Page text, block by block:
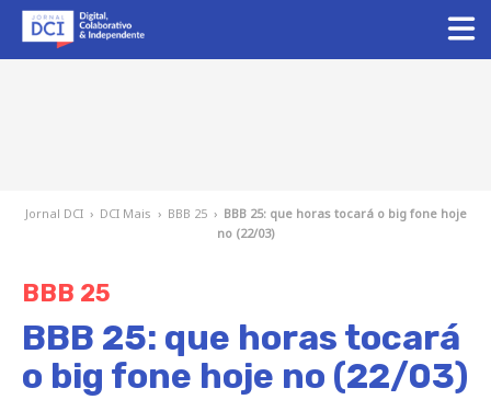
Jornal DCI › DCI Mais › BBB 25 › BBB 25: que horas tocará o big fone hoje
no (22/03)
BBB 25
BBB 25: que horas tocará
o big fone hoje no (22/03)